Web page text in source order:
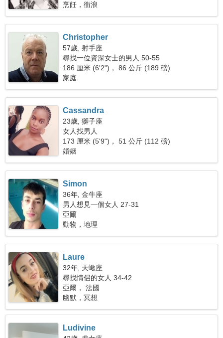
烹飪，衝浪
Christopher
57歲, 射手座
尋找一位資深女士的男人 50-55
186 厘米 (6'2")， 86 公斤 (189 磅)
家庭
Cassandra
23歲, 獅子座
女人找男人
173 厘米 (5'9")， 51 公斤 (112 磅)
婚姻
Simon
36年, 金牛座
男人想見一個女人 27-31
亞爾
動物，地理
Laure
32年, 天蠍座
尋找情侶的女人 34-42
亞爾， 法國
幽默，冥想
Ludivine